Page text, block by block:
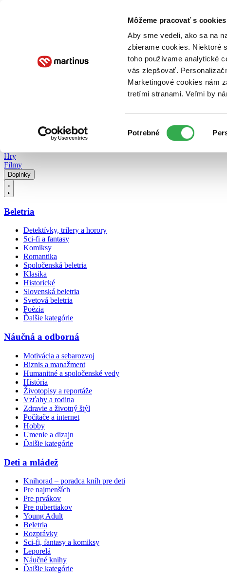
Môžeme pracovať s
Aby sme vedeli, ako sa na
zbierame cookies. Niektoré
toho používame analytické
vás zlepšovať.
Marketingové cookies nám
tretími stranami. Veľmi by
súhlasu
Potrebné
Poukážky Kontakt
Hry
Filmy
Doplnky
Beletria
Detektívky, trilery a horory
Sci-fi a fantasy
Komiksy
Romantika
Spoločenská beletria
Klasika
Historické
Slovenská beletria
Svetová beletria
Poézia
Ďalšie kategórie
Náučná a odborná
Motivácia a sebarozvoj
Biznis a manažment
Humanitné a spoločenské vedy
História
Životopisy a reportáže
Vzťahy a rodina
Zdravie a životný štýl
Počítače a internet
Hobby
Umenie a dizajn
Ďalšie kategórie
Deti a mládež
Knihorad – poradca kníh pre deti
Pre najmenších
Pre prvákov
Pre pubertiakov
Young Adult
Beletria
Rozprávky
Sci-fi, fantasy a komiksy
Leporelá
Náučné knihy
Ďalšie kategórie